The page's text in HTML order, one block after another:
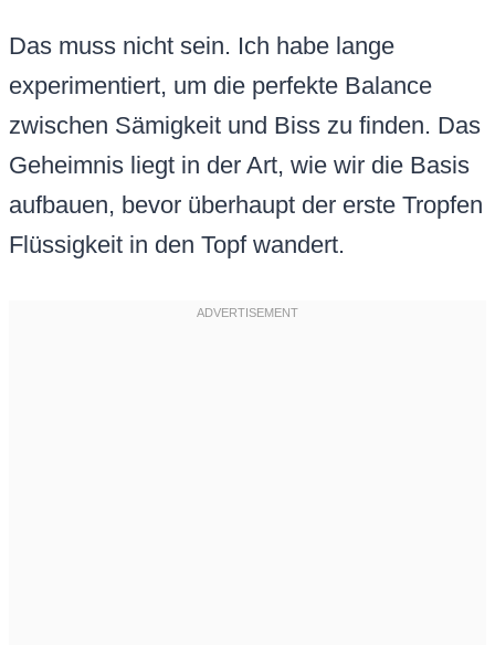
Das muss nicht sein. Ich habe lange
experimentiert, um die perfekte Balance
zwischen Sämigkeit und Biss zu finden. Das
Geheimnis liegt in der Art, wie wir die Basis
aufbauen, bevor überhaupt der erste Tropfen
Flüssigkeit in den Topf wandert.